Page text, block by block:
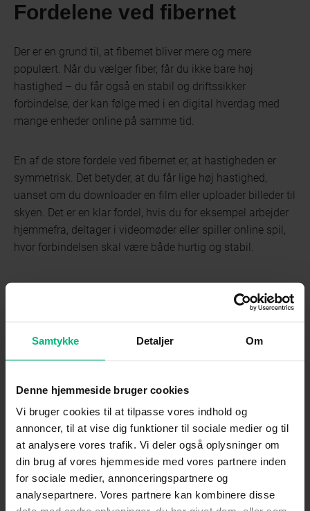
Samtykke Detaljer Om
Denne hjemmeside bruger cookies
Vi bruger cookies til at tilpasse vores indhold og
annoncer, til at vise dig funktioner til sociale medier og til
at analysere vores trafik. Vi deler også oplysninger om
din brug af vores hjemmeside med vores partnere inden
for sociale medier, annonceringspartnere og
analysepartnere. Vores partnere kan kombinere disse
Fordelene ved fibernet
Der er en grund til, at fibernet bliver mere og mere
populært. Når du vælger fiber, får du ikke bare høj
hastighed – du får også en stabil og driftssikker
forbindelse, der kan følge med i en digital hverdag med
mange enheder online på samme tid.
En af de store fordele ved fibernet er, at hastigheden er
symmetrisk. Det betyder, at du får lige høj hastighed,
uanset om du downloader en film eller uploader billeder til
skyen. Det er en klar fordel, hvis du for eksempel arbejder
hjemmefra, deltager i videomøder eller spiller online spil,
hvor forbindelsen skal være både hurtig og stabil.